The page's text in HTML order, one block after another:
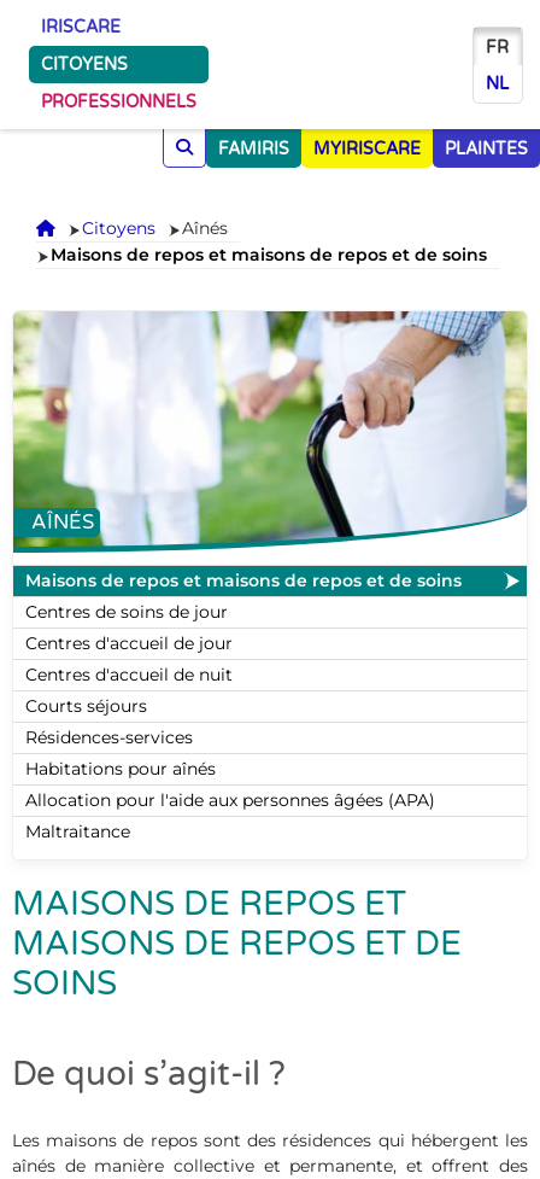
IRISCARE
CITOYENS
PROFESSIONNELS
FR
NL
FAMIRIS MYIRISCARE PLAINTES
Accueil
Citoyens
Aînés
Maisons de repos et maisons de repos et de soins
AÎNÉS
Maisons de repos et maisons de repos et de soins
Centres de soins de jour
Centres d'accueil de jour
Centres d'accueil de nuit
Courts séjours
Résidences-services
Habitations pour aînés
Allocation pour l'aide aux personnes âgées (APA)
Maltraitance
MAISONS DE REPOS ET
MAISONS DE REPOS ET DE
SOINS
De quoi s’agit-il ?
Les maisons de repos sont des résidences qui hébergent les
aînés de manière collective et permanente, et offrent des